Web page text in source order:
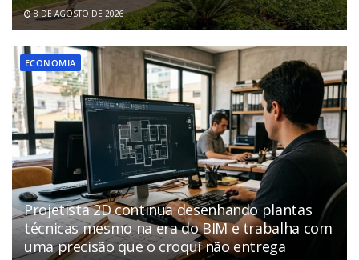
8 DE AGOSTO DE 2026
ECONOMIA
Projetista 2D continua desenhando plantas
técnicas mesmo na era do BIM e trabalha com
uma precisão que o croqui não entrega